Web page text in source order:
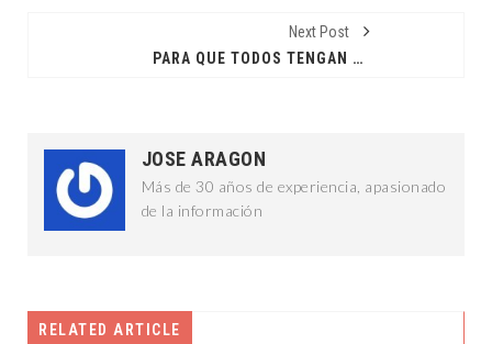
Next Post
PARA QUE TODOS TENGAN LAS MISMAS OPORTUNIDADES
JOSE ARAGON
Más de 30 años de experiencia, apasionado
de la información
RELATED ARTICLE